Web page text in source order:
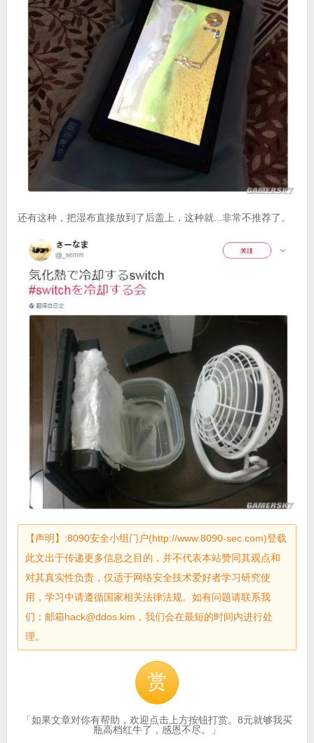
还有这种，把湿布直接放到了后盖上，这种就...非常不推荐了。
【声明】:8090安全小组门户(http://www.8090-sec.com)登载
此文出于传递更多信息之目的，并不代表本站赞同其观点和
对其真实性负责，仅适于网络安全技术爱好者学习研究使
用，学习中请遵循国家相关法律法规。如有问题请联系我
们：邮箱hack@ddos.kim，我们会在最短的时间内进行处
理。
赏
「如果文章对你有帮助，欢迎点击上方按钮打赏。8元就够我买
瓶高档红牛了，感恩不尽。」